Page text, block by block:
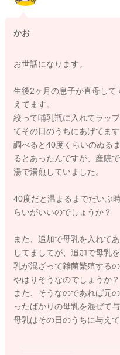
かお
お世話になります。
生後2ヶ月の息子が直母し
えてます。
絞って哺乳瓶に入れてラッ
てその日のうちにあげてます
調べると40度くらいのぬる
るとあったんですが、産院
湯で湯煎していました。
40度だと温まるまでだいぶ
らいがいいのでしょうか？
また、追加で母乳を入れて
してましてが、追加で母乳
乳が混ざって雑菌繁殖する
やはりそうなのでしょうか？
また、そうなのであれば元
ったばかりの母乳を混ぜて
母乳はその日のうちに与えて